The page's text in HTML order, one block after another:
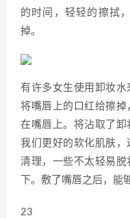
的时间，轻轻的擦拭
掉。
有许多女生使用卸妆
将嘴唇上的口红给擦
在嘴唇上。将沾取了
我们更好的软化肌肤
清理，一些不太轻易
下。敷了嘴唇之后，能
23